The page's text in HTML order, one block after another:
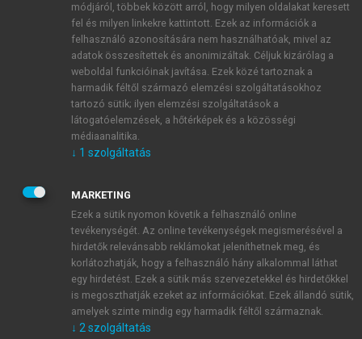
ÚJ FIÓK LÉTREHOZÁSA
1 óra díjmentes hozzáférés
E-MAIL-CÍM
JELSZÓ
JELSZÓ ÚJRA
Kérek értesítést a MeRSZ újdonságairól, akcióiról.
Kérek értesítést az Akadémiai Kiadó Zrt. újdonságairól,
módjáról, többek között arról, hogy milyen oldalakat keresett
fel és milyen linkekre kattintott. Ezek az információk a
felhasználó azonosítására nem használhatóak, mivel az
adatok összesítettek és anonimizáltak. Céljuk kizárólag a
weboldal funkcióinak javítása. Ezek közé tartoznak a
harmadik féltől származó elemzési szolgáltatásokhoz
tartozó sütik; ilyen elemzési szolgáltatások a
látogatóelemzések, a hőtérképek és a közösségi
médiaanalitika.
↓ 1 szolgáltatás
MARKETING
Ezek a sütik nyomon követik a felhasználó online
tevékenységét. Az online tevékenységek megismerésével a
hirdetők relevánsabb reklámokat jeleníthetnek meg, és
korlátozhatják, hogy a felhasználó hány alkalommal láthat
egy hirdetést. Ezek a sütik más szervezetekkel és hirdetőkkel
is megoszthatják ezeket az információkat. Ezek állandó sütik,
amelyek szinte mindig egy harmadik féltől származnak.
↓ 2 szolgáltatás